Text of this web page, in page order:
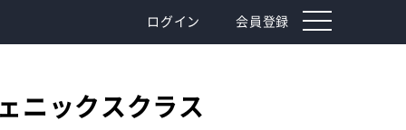
ログイン 会員登録
toggle
ニックスクラス